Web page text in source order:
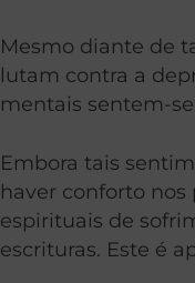
Mesmo diante de
lutam contra a
mentais sentem-
Embora tais
haver conforto
espirituais de
escrituras. Este é